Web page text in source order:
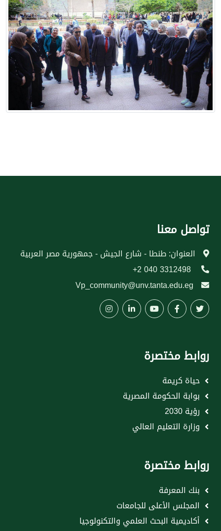
تواصل معنا
العنوان: طنطا - شارع الجيش - جمهورية مصر العربية
Vp_community@unv.tanta.edu.eg
روابط مختصرة
حياة كريمة
بوابة الحكومة المصرية
رؤية 2030
وزارة التعليم العالي
روابط مختصرة
بنك المعرفة
المجلس الأعلى للجامعات
أكاديمية البحث العلمي والتكنولوجيا